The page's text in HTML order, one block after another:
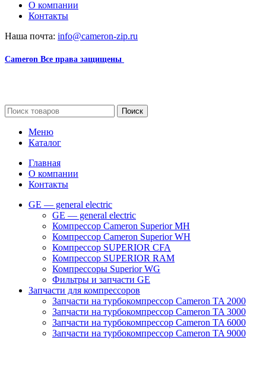
О компании
Контакты
Наша почта: info@cameron-zip.ru
Cameron Все права защищены
Поиск
Меню
Каталог
Главная
О компании
Контакты
GE — general electric
GE — general electric
Компрессор Cameron Superior MH
Компрессор Cameron Superior WH
Компрессор SUPERIOR CFA
Компрессор SUPERIOR RAM
Компрессоры Superior WG
Фильтры и запчасти GE
Запчасти для компрессоров
Запчасти на турбокомпрессор Cameron TA 2000
Запчасти на турбокомпрессор Cameron TA 3000
Запчасти на турбокомпрессор Cameron TA 6000
Запчасти на турбокомпрессор Cameron TA 9000